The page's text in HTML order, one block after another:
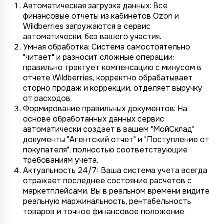
Автоматическая загрузка данных: Все
финансовые отчеты из кабинетов Ozon и
Wildberries загружаются в сервис
автоматически, без вашего участия.
Умная обработка: Система самостоятельно
"читает" и разносит сложные операции:
правильно трактует компенсацию с минусом в
отчете Wildberries, корректно обрабатывает
сторно продаж и коррекции, отделяет выручку
от расходов.
Формирование правильных документов: На
основе обработанных данных сервис
автоматически создает в вашем "МойСклад"
документы "Агентский отчет" и "Поступление от
покупателя", полностью соответствующие
требованиям учета.
Актуальность 24/7: Ваша система учета всегда
отражает последнее состояние расчетов с
маркетплейсами. Вы в реальном времени видите
реальную маржинальность, рентабельность
товаров и точное финансовое положение.